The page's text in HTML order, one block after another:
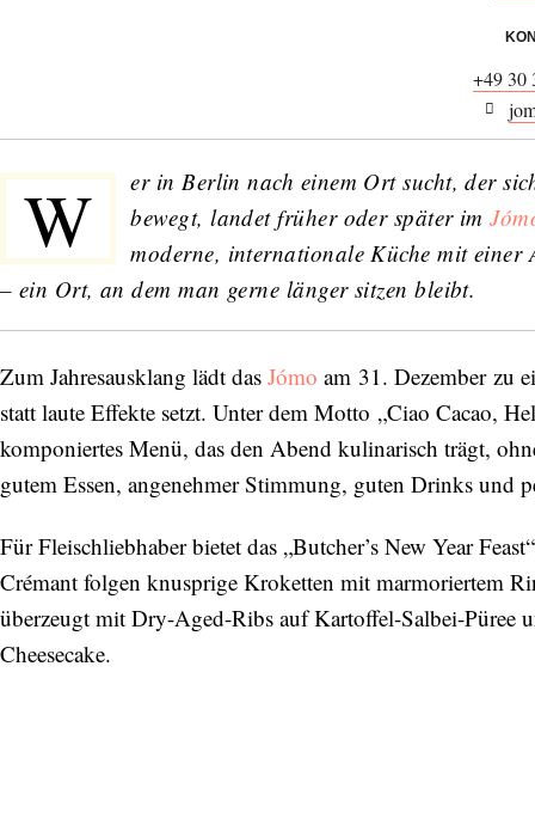
+49 30
W
er in Berlin nach einem Ort sucht, der
bewegt, landet früher oder später im
moderne, internationale Küche mit
– ein Ort, an dem man gerne länger sitzen bleibt.
Zum Jahresausklang lädt das Jómo am 31. Dezember zu
statt laute Effekte setzt. Unter dem Motto „Ciao Cacao,
komponiertes Menü, das den Abend kulinarisch trägt,
gutem Essen, angenehmer Stimmung, guten Drinks und
Für Fleischliebhaber bietet das „Butcher’s New Year
Crémant folgen knusprige Kroketten mit marmoriertem
überzeugt mit Dry-Aged-Ribs auf Kartoffel-Salbei-Püree
Cheesecake.